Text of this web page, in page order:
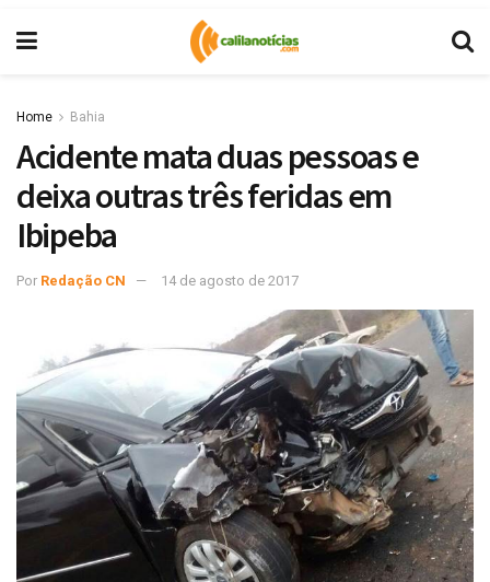
Home Bahia
Acidente mata duas pessoas e
deixa outras três feridas em
Ibipeba
Por Redação CN 14 de agosto de 2017